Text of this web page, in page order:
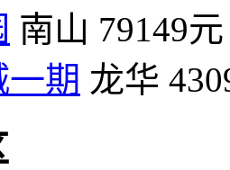
南山 79149元
期 龙华